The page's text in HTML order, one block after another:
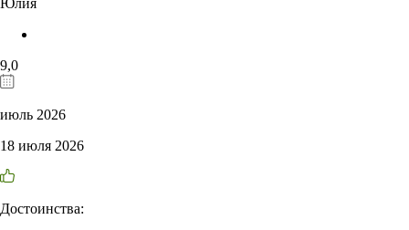
9,0
июль 2026
18 июля 2026
Достоинства: